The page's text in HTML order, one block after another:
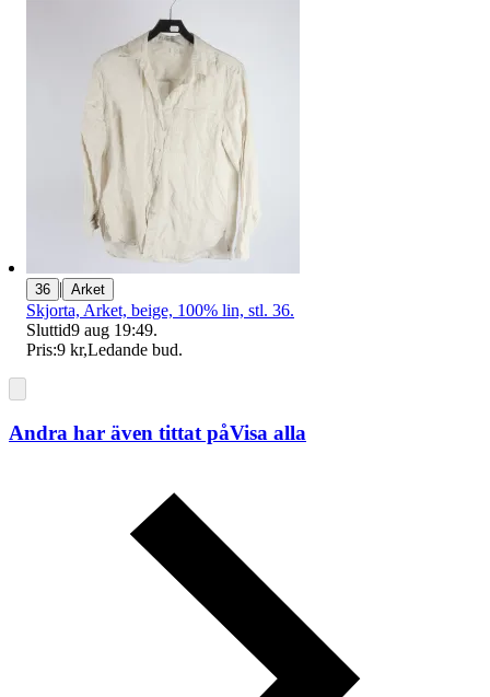
36 | Arket
Skjorta, Arket, beige, 100% lin, stl. 36.
Sluttid9 aug 19:49.
Pris:9 kr,Ledande bud.
Andra har även tittat påVisa alla